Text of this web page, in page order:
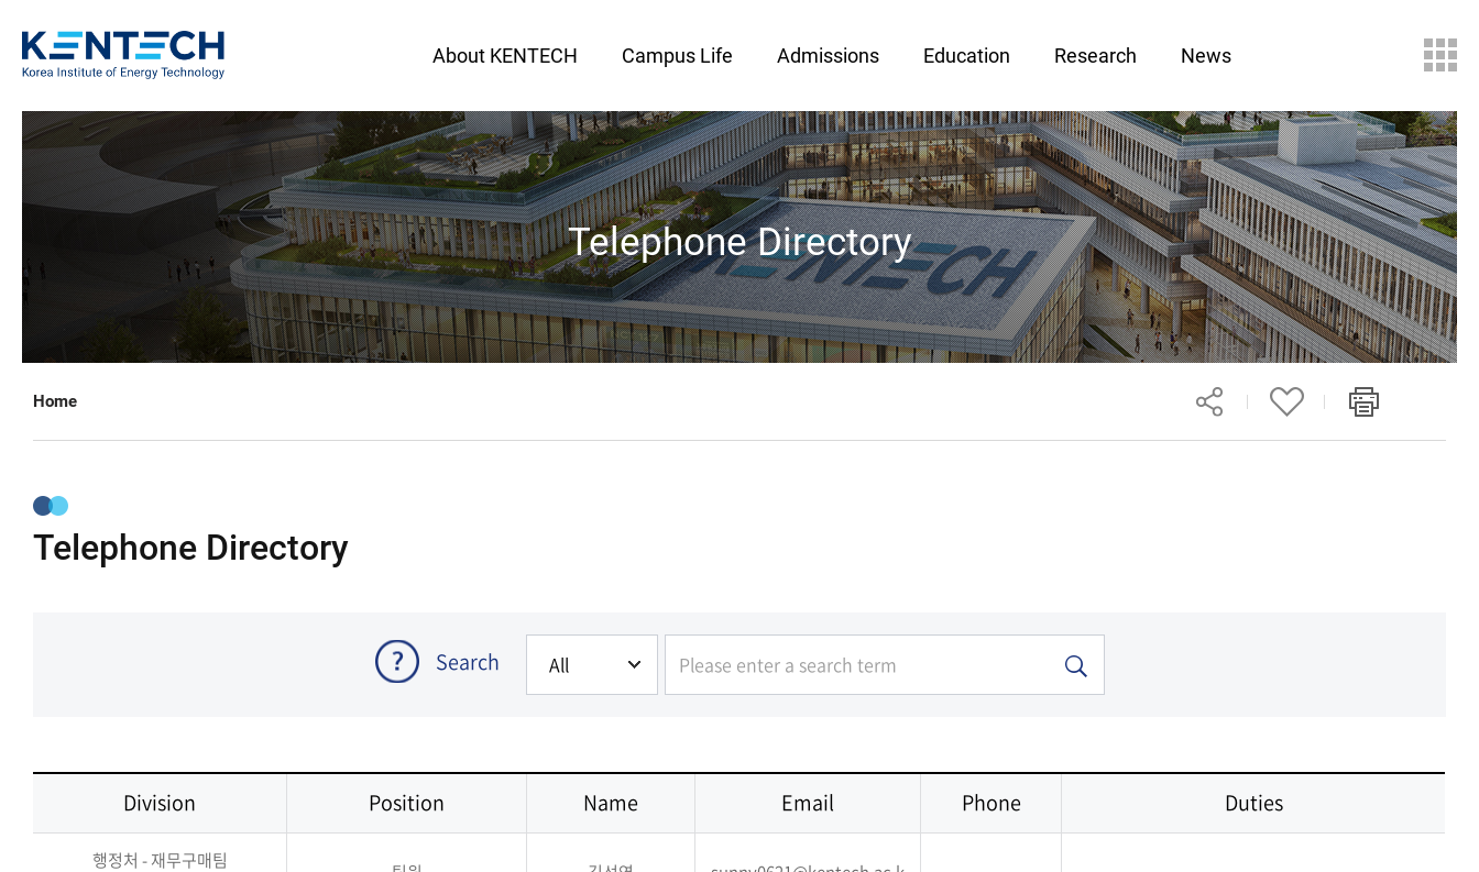
About KENTECH Campus Life Admissions Education Research News
Telephone Directory
Home
Telephone Directory
Search
Division Position Name Email Phone Duties
행정처 - 재무구매팀